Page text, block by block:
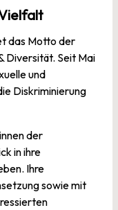
das Motto der
Diversität. Seit Mai
und
Diskriminierung
der
in ihre
Ihre
sowie mit